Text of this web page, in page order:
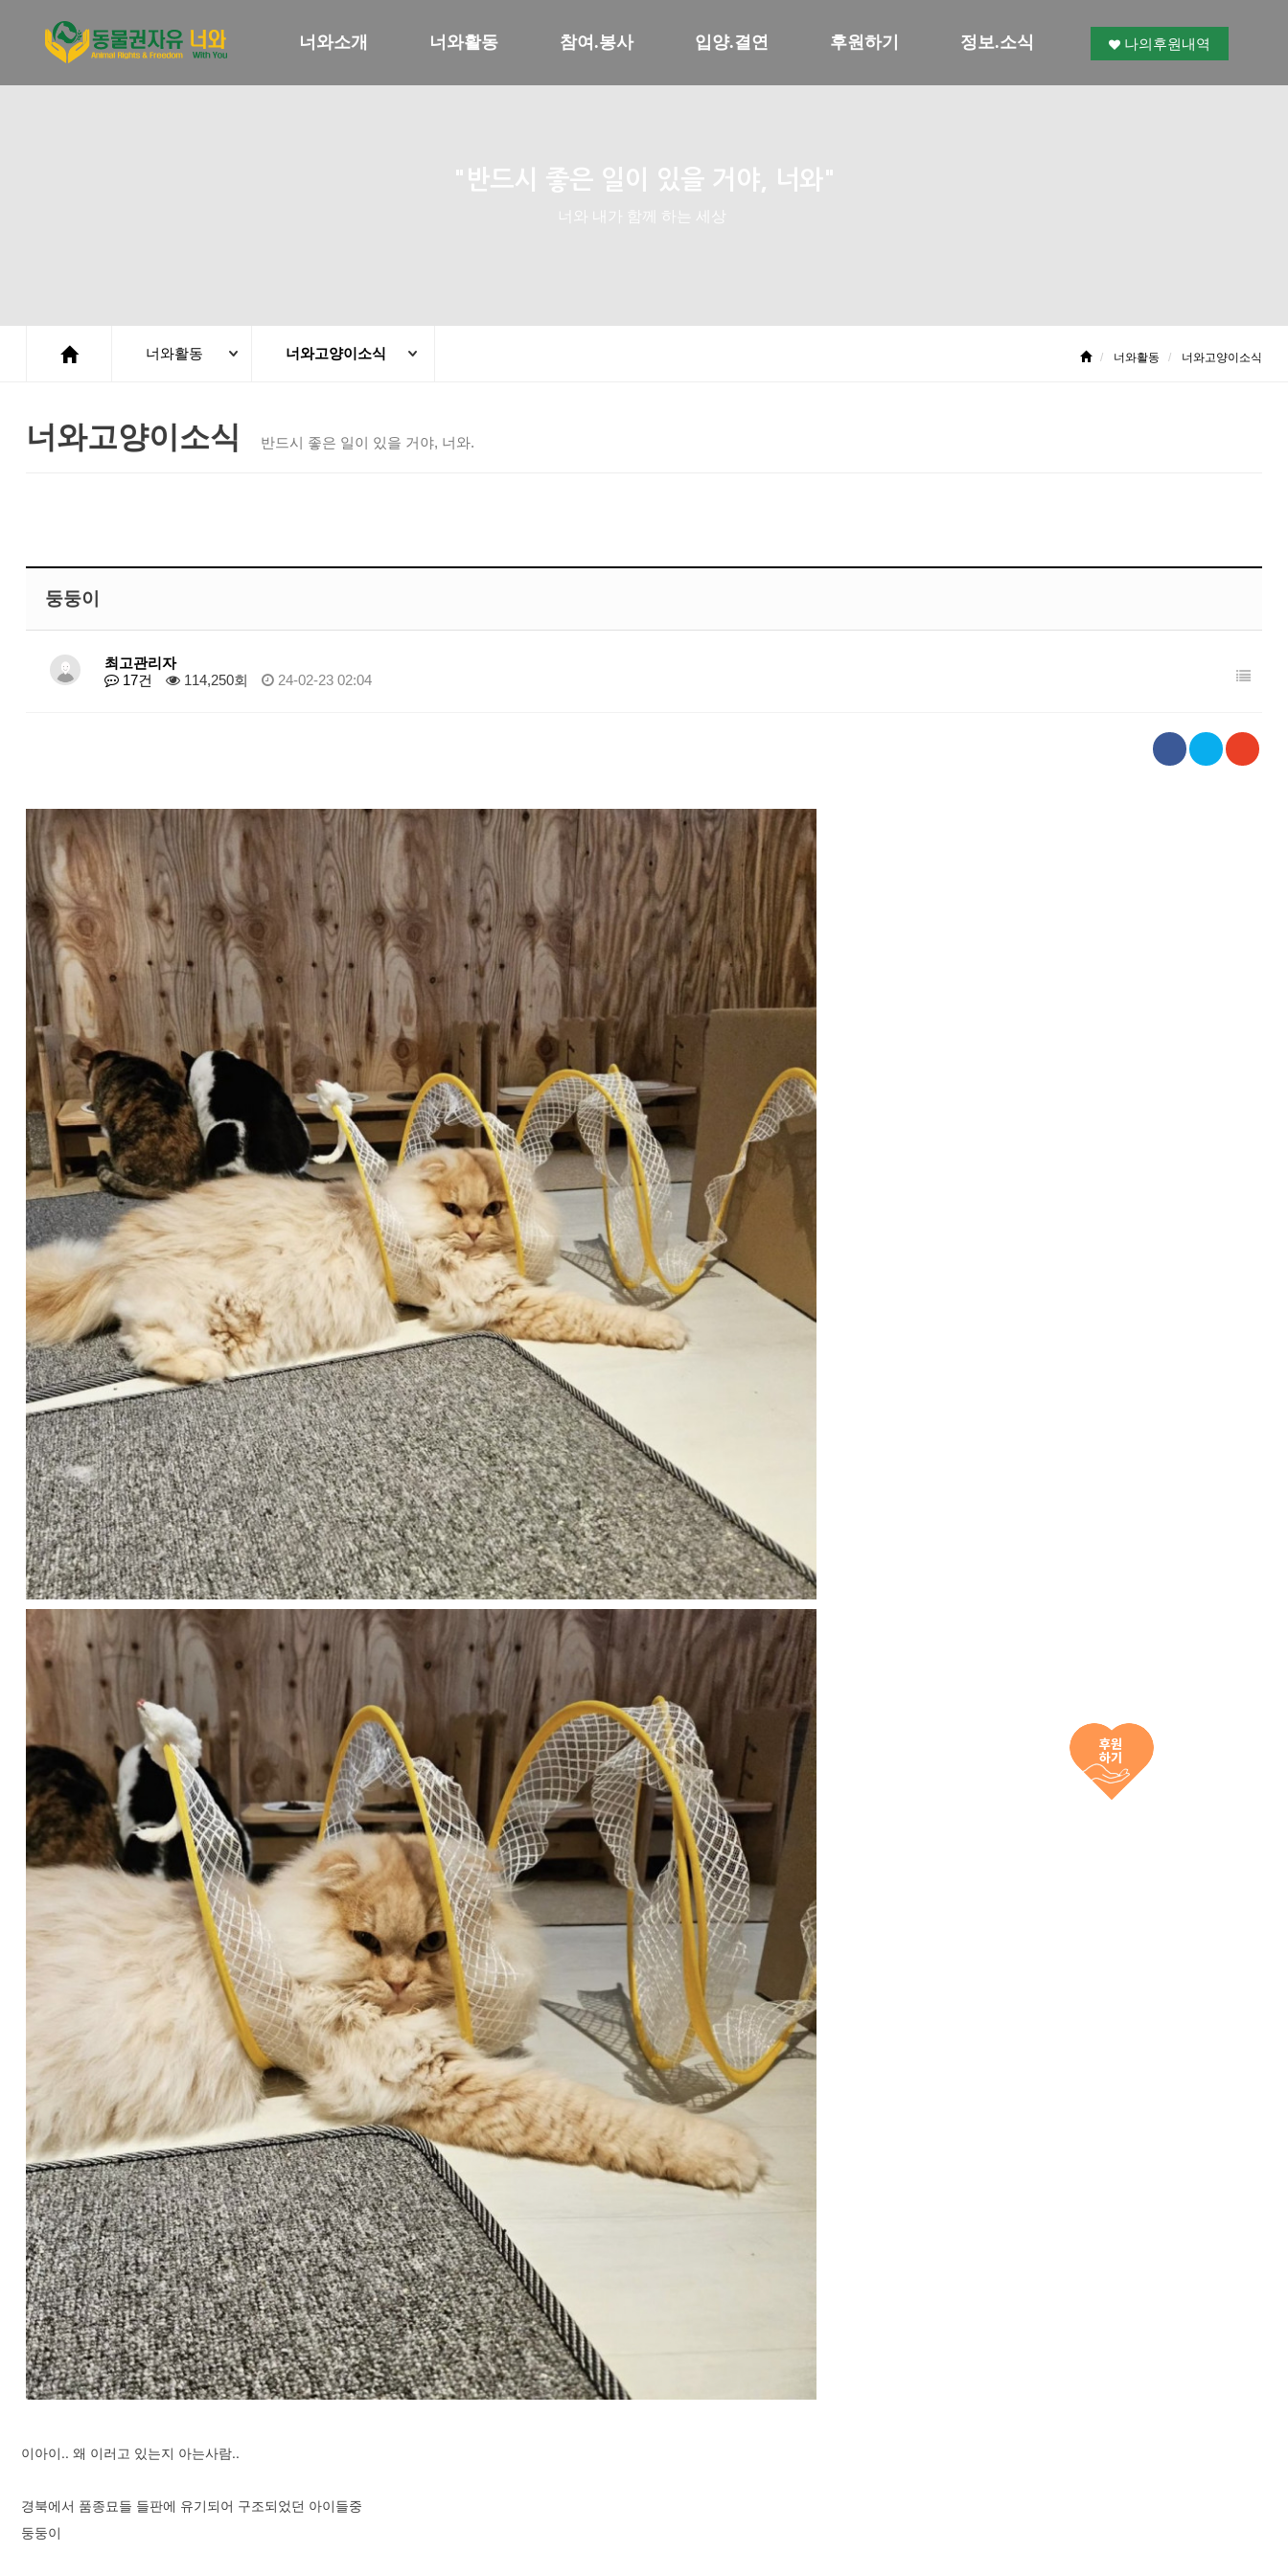
너와소개 너와활동 참여.봉사 입양.결연 후원하기 정보.소식 나의후원내역
"반드시 좋은 일이 있을 거야, 너와"
너와 내가 함께 하는 세상
너와활동 너와고양이소식 너와활동 너와고양이소식
너와고양이소식 반드시 좋은 일이 있을 거야, 너와.
둥둥이
최고관리자
17건
114,250회 24-02-23 02:04
이아이.. 왜 이러고 있는지 아는사람..
경북에서 품종묘들 들판에 유기되어 구조되었던 아이들중
둥둥이